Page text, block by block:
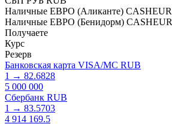
Наличные ЕВРО (Аликанте) CASHEUR
Наличные ЕВРО (Бенидорм) CASHEUR
Получаете
Курс
Резерв
Банковская карта VISA/MC RUB
1 → 82.6828
5 000 000
Сбербанк RUB
1 → 83.5703
4 914 169.5